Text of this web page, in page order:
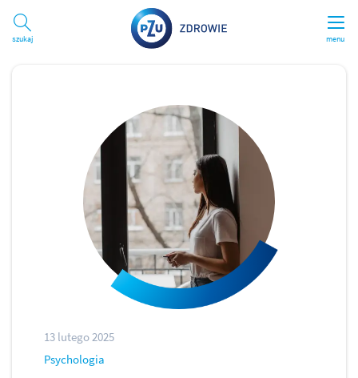
menu
Szukaj
13 lutego 2025
Psychologia